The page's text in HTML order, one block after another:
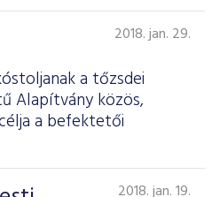
2018. jan. 29.
a tőzsdei
Alapítvány közös,
a befektetői
2018. jan. 19.